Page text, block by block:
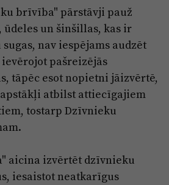
brīvība" pārstāvji pauž
ūdeles un šinšillas, kas ir
nav iespējams audzēt
pašreizējās
tāpēc esot nopietni jāizvērtē,
atbilst attiecīgajiem
tostarp Dzīvnieku
aicina izvērtēt dzīvnieku
iesaistot neatkarīgus